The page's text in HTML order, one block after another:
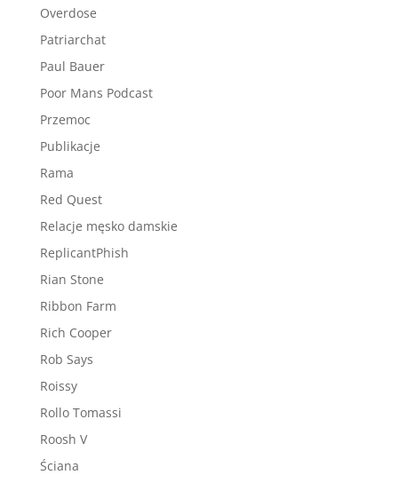
Overdose
Patriarchat
Paul Bauer
Poor Mans Podcast
Przemoc
Publikacje
Rama
Red Quest
Relacje męsko damskie
ReplicantPhish
Rian Stone
Ribbon Farm
Rich Cooper
Rob Says
Roissy
Rollo Tomassi
Roosh V
Ściana